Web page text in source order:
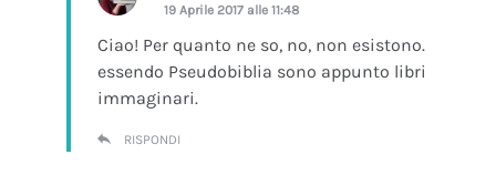
19 Aprile 2017 alle 11:48
Ciao! Per quanto ne so, no, non esistono.
essendo Pseudobiblia sono appunto libri
immaginari.
RISPONDI